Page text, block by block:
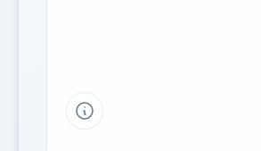
Tipp a grafikon